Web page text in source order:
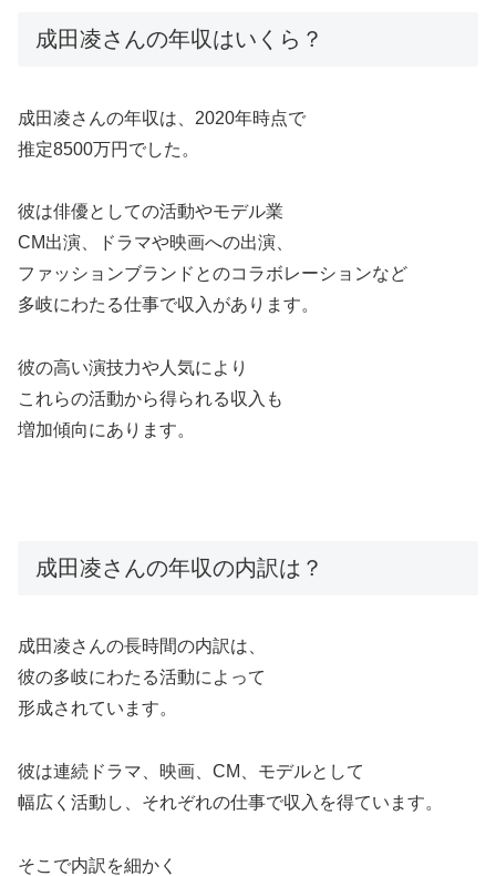
成田凌さんの年収はいくら？
成田凌さんの年収は、2020年時点で
推定8500万円でした。
彼は俳優としての活動やモデル業
CM出演、ドラマや映画への出演、
ファッションブランドとのコラボレーションなど
多岐にわたる仕事で収入があります。
彼の高い演技力や人気により
これらの活動から得られる収入も
増加傾向にあります。
成田凌さんの年収の内訳は？
成田凌さんの長時間の内訳は、
彼の多岐にわたる活動によって
形成されています。
彼は連続ドラマ、映画、CM、モデルとして
幅広く活動し、それぞれの仕事で収入を得ています。
そこで内訳を細かく